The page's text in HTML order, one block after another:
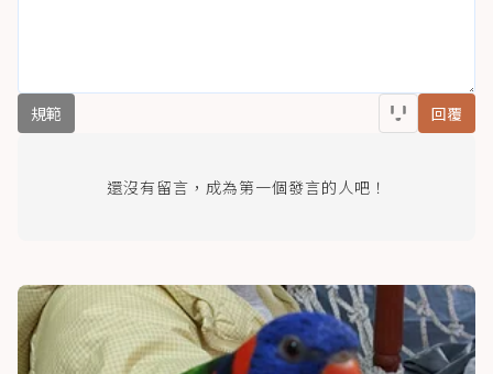
規範 回覆
還沒有留言，成為第一個發言的人吧！